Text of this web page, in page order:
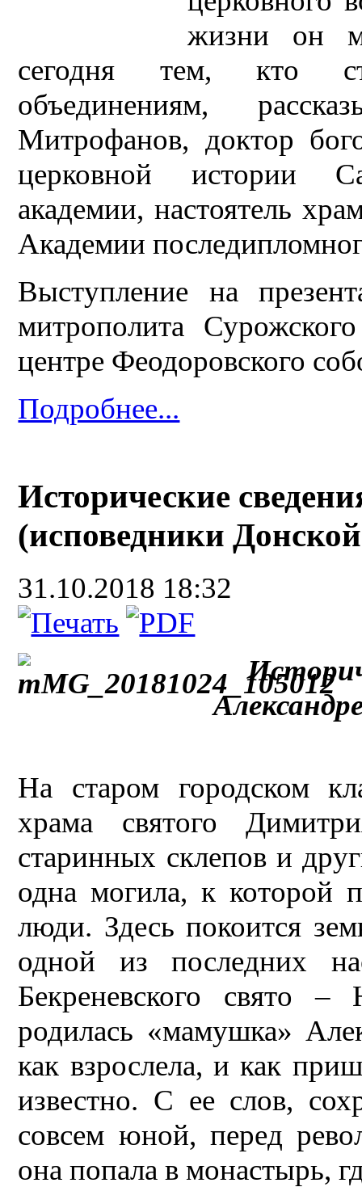
жизни он
сегодня тем, кто
объединениям,
Митрофанов, доктор
церковной истории
академии, настоятель
Академии
Выступление на
митрополита
центре Феодоровского
Подробнее...
Исторические
(исповедники
31.10.2018 18:32
На старом городском
храма святого
старинных склепов и
одна могила, к которой
люди. Здесь покоится
одной из последних
Бекреневского свято –
родилась «мамушка»
как взрослела, и как
известно. С ее слов,
совсем юной, перед
она попала в монастырь,